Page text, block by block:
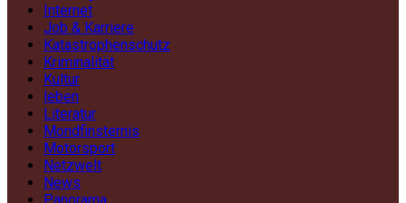
Internet
Job & Karriere
Katastrophenschutz
Kriminalität
Kultur
leben
Literatur
Mondfinsternis
Motorsport
Netzwelt
News
Panorama